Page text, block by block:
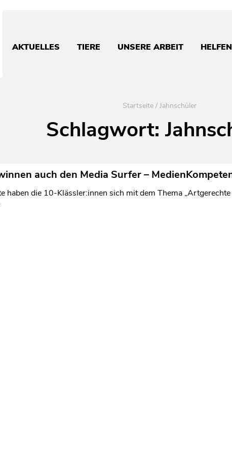
AKTUELLES TIERE UNSERE ARBEIT HELFEN
Startseite / Jahnschüler
Schlagwort:
auch den Media Surfer –
haben die 10-Klässler:innen sich mit dem Thema